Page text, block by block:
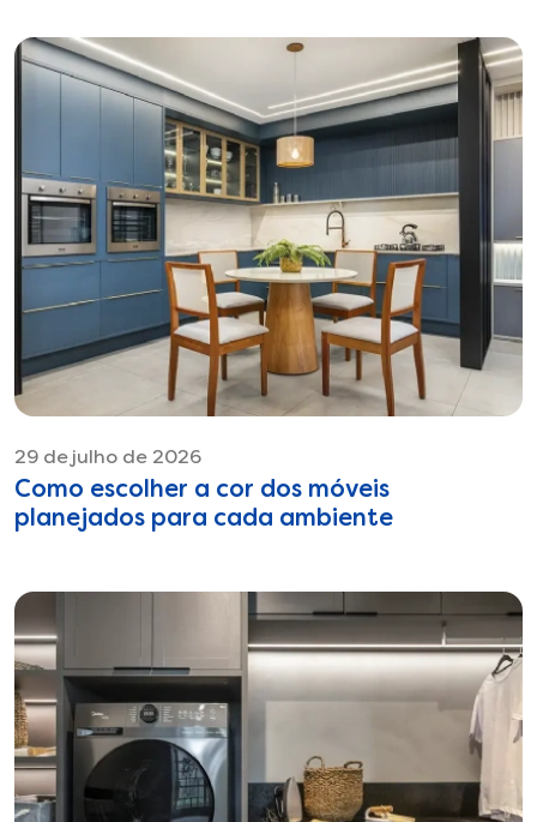
29 de julho de 2026
Como escolher a cor dos móveis
planejados para cada ambiente